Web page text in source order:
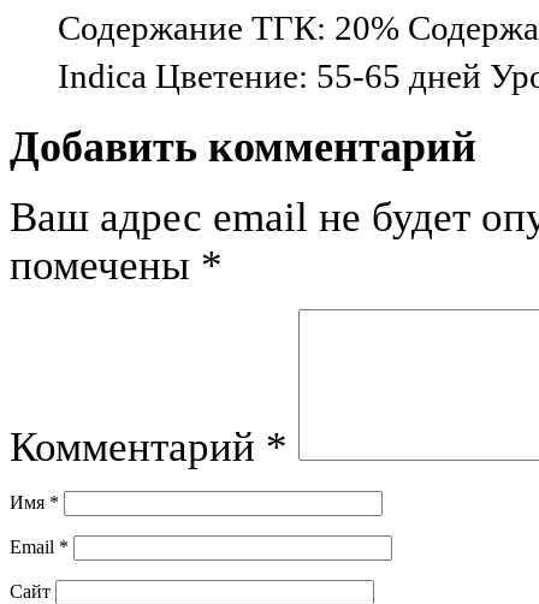
Содержание ТГК: 20%
Indica Цветение: 55-65 дней
Добавить комментарий
Ваш адрес email не будет
помечены *
Комментарий *
Имя *
Email *
Сайт